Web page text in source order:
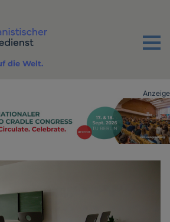
Menu
die Welt.
Anzeige